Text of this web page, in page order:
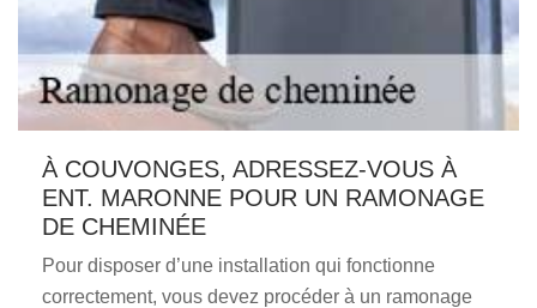
À COUVONGES, ADRESSEZ-VOUS À
ENT. MARONNE POUR UN RAMONAGE
DE CHEMINÉE
Pour disposer d’une installation qui fonctionne
correctement, vous devez procéder à un ramonage